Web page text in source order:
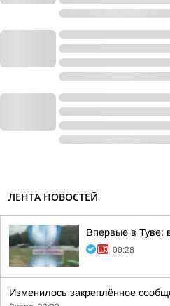
ЛЕНТА НОВОСТЕЙ
Впервые в Туве:
00:28
Изменилось закреплённое